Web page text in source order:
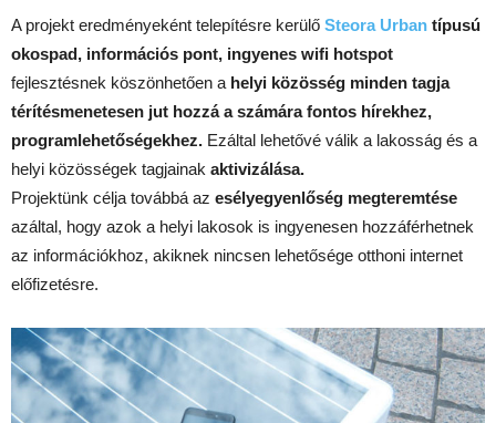
A projekt eredményeként telepítésre kerülő Steora Urban típusú
okospad, információs pont, ingyenes wifi hotspot
fejlesztésnek köszönhetően a helyi közösség minden tagja
térítésmenetesen jut hozzá a számára fontos hírekhez,
programlehetőségekhez. Ezáltal lehetővé válik a lakosság és a
helyi közösségek tagjainak aktivizálása.
Projektünk célja továbbá az esélyegyenlőség megteremtése
azáltal, hogy azok a helyi lakosok is ingyenesen hozzáférhetnek
az információkhoz, akiknek nincsen lehetősége otthoni internet
előfizetésre.